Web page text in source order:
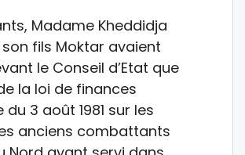
Madame Kheddidja
fils Moktar avaient
le Conseil d’Etat que
la loi de finances
3 août 1981 sur les
anciens combattants